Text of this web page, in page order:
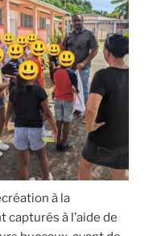
à la
capturés à l’aide de